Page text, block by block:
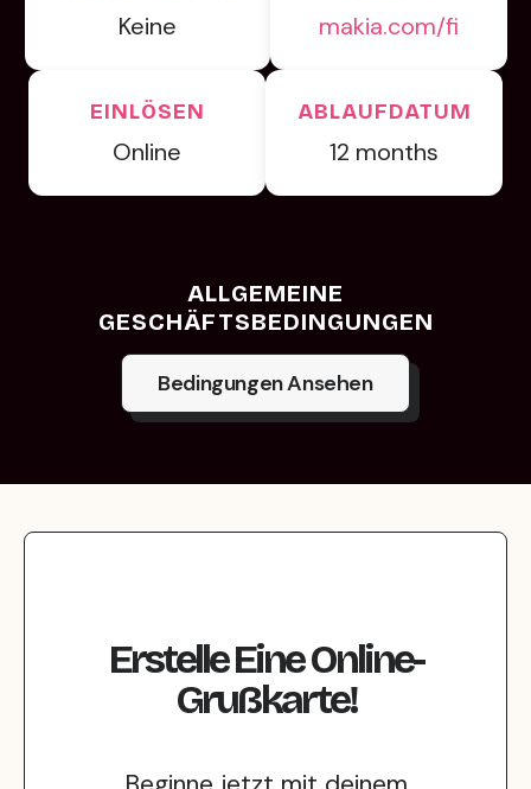
Keine makia.com/fi
EINLÖSEN
Online
ABLAUFDATUM
12 months
ALLGEMEINE
GESCHÄFTSBEDINGUNGEN
Bedingungen Ansehen
Erstelle Eine Online-
Grußkarte!